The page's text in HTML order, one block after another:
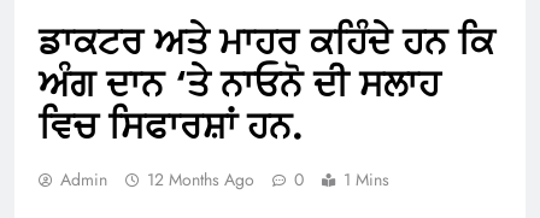
ਡਾਕਟਰ ਅਤੇ ਮਾਹਰ ਕਹਿੰਦੇ ਹਨ ਕਿ
ਅੰਗ ਦਾਨ ‘ਤੇ ਨਾਓਨੋ ਦੀ ਸਲਾਹ
ਵਿਚ ਸਿਫਾਰਸ਼ਾਂ ਹਨ.
Admin 12 Months Ago 0 1 Mins